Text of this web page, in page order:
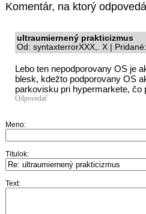
Komentár, na ktorý
ultraumiernený prakticizmus
Od: syntaxterrorXXX,. X |
Lebo ten nepodporovany OS je
blesk, kdežto podporovany OS
parkovisku pri hypermarkete, čo
Odpovedať
Meno:
Titulok:
Text: